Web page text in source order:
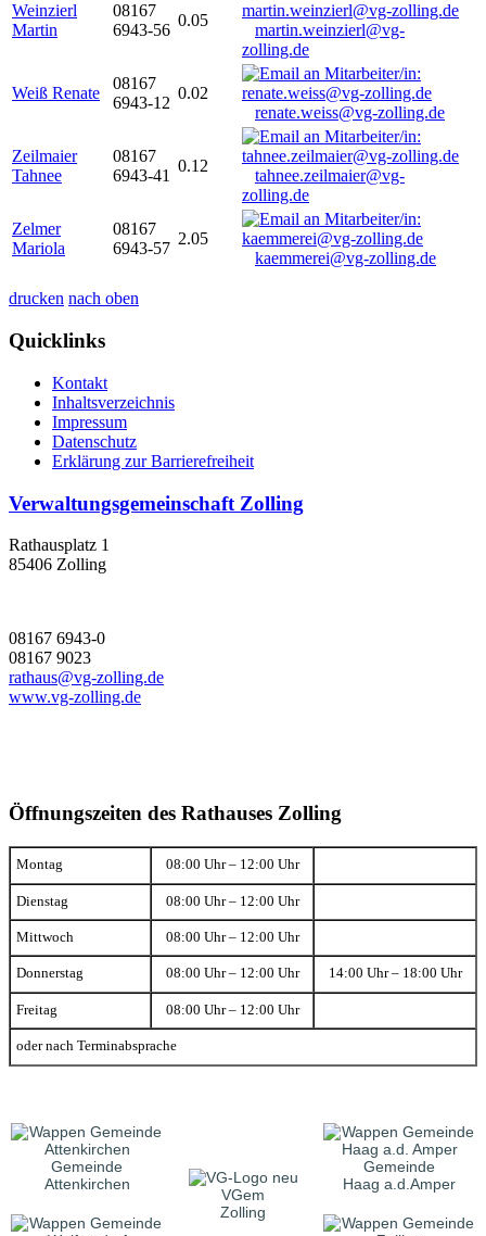
Weinzierl
Martin
08167
6943-56
0.05
martin.weinzierl@vg-
zolling.de
Weiß Renate
08167
6943-12
0.02
renate.weiss@vg-zolling.de
Zeilmaier
Tahnee
08167
6943-41
0.12
tahnee.zeilmaier@vg-
zolling.de
Zelmer
Mariola
08167
6943-57
2.05
kaemmerei@vg-zolling.de
drucken nach oben
Quicklinks
Kontakt
Inhaltsverzeichnis
Impressum
Datenschutz
Erklärung zur Barrierefreiheit
Verwaltungsgemeinschaft Zolling
Rathausplatz 1
85406 Zolling
08167 6943-0
08167 9023
rathaus@vg-zolling.de
www.vg-zolling.de
Öffnungszeiten des Rathauses Zolling
Montag 08:00 Uhr – 12:00 Uhr
Dienstag 08:00 Uhr – 12:00 Uhr
Mittwoch 08:00 Uhr – 12:00 Uhr
Donnerstag 08:00 Uhr – 12:00 Uhr 14:00 Uhr – 18:00 Uhr
Freitag 08:00 Uhr – 12:00 Uhr
oder nach Terminabsprache
Gemeinde
Attenkirchen
VGem
Zolling
Gemeinde
Haag a.d.Amper